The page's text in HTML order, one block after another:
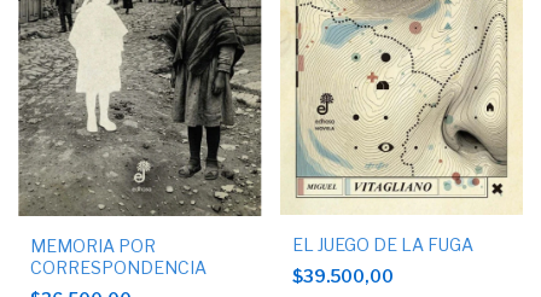
MEMORIA POR
CORRESPONDENCIA
EL JUEGO DE LA FUGA
$39.500,00